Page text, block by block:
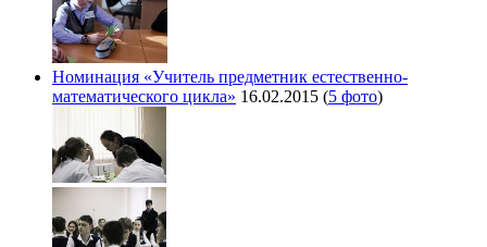
Номинация «Учитель предметник естественно-
математического цикла» 16.02.2015 (5 фото)